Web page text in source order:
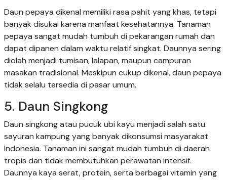
Daun pepaya dikenal memiliki rasa pahit yang khas, tetapi
banyak disukai karena manfaat kesehatannya. Tanaman
pepaya sangat mudah tumbuh di pekarangan rumah dan
dapat dipanen dalam waktu relatif singkat. Daunnya sering
diolah menjadi tumisan, lalapan, maupun campuran
masakan tradisional. Meskipun cukup dikenal, daun pepaya
tidak selalu tersedia di pasar umum.
5. Daun Singkong
Daun singkong atau pucuk ubi kayu menjadi salah satu
sayuran kampung yang banyak dikonsumsi masyarakat
Indonesia. Tanaman ini sangat mudah tumbuh di daerah
tropis dan tidak membutuhkan perawatan intensif.
Daunnya kaya serat, protein, serta berbagai vitamin yang